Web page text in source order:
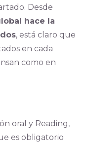
Desde
hace la
, está claro que
en cada
como en
oral y Reading,
es obligatorio